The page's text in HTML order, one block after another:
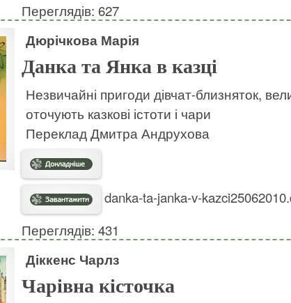
Переглядів: 627
Дюрічкова Марія
Данка та Янка в казці
Незвичайні пригоди дівчат-близняток,
оточують казкові істоти і чари
Переклад Дмитра Андрухова
danka-ta-janka-v-
Переглядів: 431
Діккенс Чарлз
Чарівна кісточка